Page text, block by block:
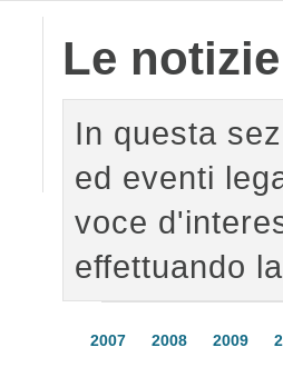
Le
In questa
ed eventi
voce
effettuando
2007 2008 2009